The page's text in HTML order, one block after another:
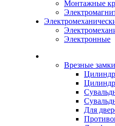
Монтажные
Электронные
Врезные замки
Для